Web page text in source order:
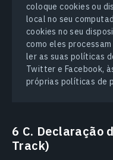
coloque cookies ou
local no seu
cookies no seu
como eles
ler as suas políticas
Twitter e Facebook,
próprias políticas de
6 C. Declaração
Track)